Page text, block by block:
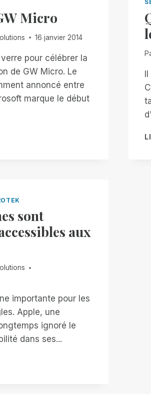
Micro
16 janvier 2014
pour célébrer la
de GW Micro. Le
annoncé entre
marque le début
sont
aux
importante pour les
Apple, une
ignoré le
dans ses...